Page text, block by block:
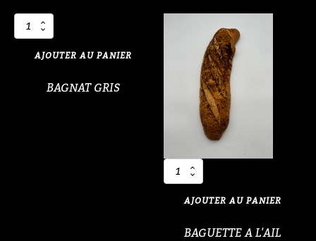
quantité
de
BAGNATAJOUTER AU PANIER
BAGNAT GRIS
quantité
de
BAGUETTE
AJOUTER AU PANIER
BAGUETTE A L'AIL